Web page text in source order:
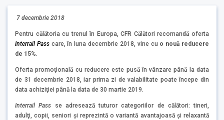
7 decembrie 2018
Pentru călătoria cu trenul în Europa, CFR Călători recomandă oferta
Interrail Passcare, în luna decembrie 2018, vine cu o nouă reducere
de 15%.
Oferta promoţională cu reducere este pusă în vânzare până la data
de 31 decembrie 2018, iar prima zi de valabilitate poate începe din
data achiziţiei până la data de 30 martie 2019.
Interrail Pass se adresează tuturor categoriilor de călători: tineri,
adulţi, copii, seniori şi reprezintă o variantă avantajoasă şi relaxantă